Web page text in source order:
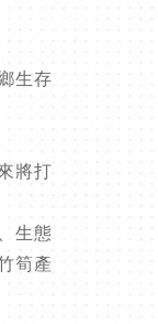
生存
將打
生態
筍產